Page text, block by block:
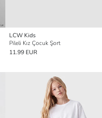
LCW Kids
Pileli Kız Çocuk Şort
11.99 EUR